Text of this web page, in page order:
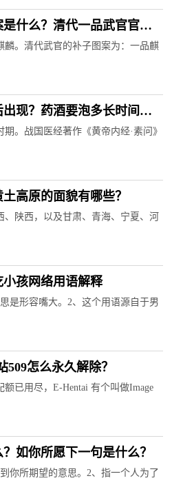
什么？清代一品武官官服
麟。清代武官的补子图案为：一品麒
现？药酒要泡多长时间才
。战国医经著作《黄帝内经·素问》
高原的面貌有哪些？
、陕西，以及甘肃、青海、宁夏、河
孩网络用语解释
是形容嘴大。2、这个用语源自于男
509怎么永久解除？
已用尽，E-Hentai 有个叫做Image
如你所愿下一句是什么？
你所期望的意思。2、指一个人为了